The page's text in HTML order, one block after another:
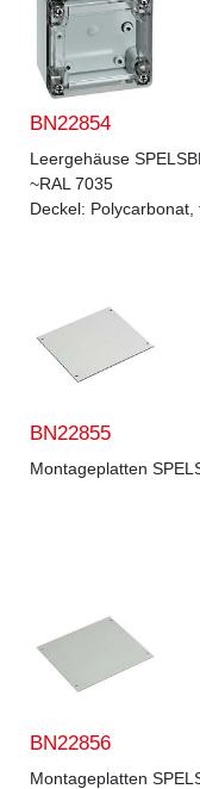
BN22854
Leergehäuse
~RAL 7035
Deckel:
BN22855
Montageplatten
BN22856
Montageplatten